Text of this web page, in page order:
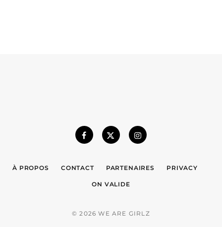
À PROPOS CONTACT PARTENAIRES PRIVACY
ON VALIDE
© 2026 WE ARE GIRLZ